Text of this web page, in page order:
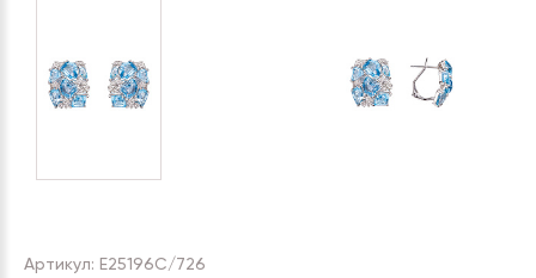
Артикул: Е25196С/726